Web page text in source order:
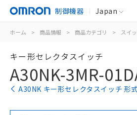
制御機器 Japan
ホーム > 商品情報 > 商品カテゴリ > スイ
キー形セレクタスイッチ
A30NK-3MR-
A30NK キー形セレクタスイッチ 形